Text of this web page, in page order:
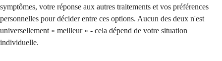
symptômes, votre réponse aux autres traitements et vos préférences
personnelles pour décider entre ces options. Aucun des deux n'est
universellement « meilleur » - cela dépend de votre situation
individuelle.